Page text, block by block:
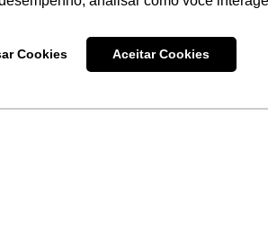
Cookies Aceitar Cookies
- Curitiba, Paraná
2391-1472
mensagem